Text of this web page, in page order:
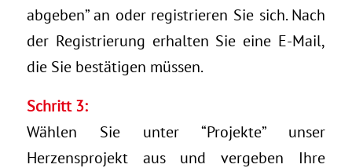
abgeben” an oder registrieren Sie sich. Nach
der Registrierung erhalten Sie eine E-Mail,
die Sie bestätigen müssen.
Schritt 3:
Wählen Sie unter “Projekte” unser
Herzensprojekt aus und vergeben Ihre